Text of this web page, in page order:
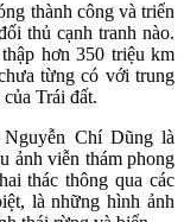
thành công và triển
thủ cạnh tranh nào.
hơn 350 triệu km
từng có với trung
Trái đất.
Chí Dũng là
ảnh viễn thám phong
thác thông qua các
là những hình ảnh